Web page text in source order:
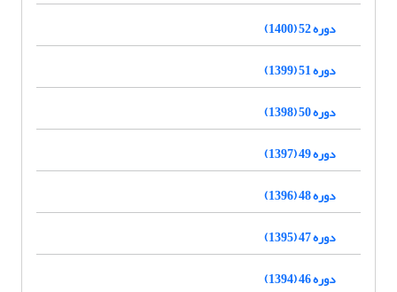
دوره 52 (1400)
دوره 51 (1399)
دوره 50 (1398)
دوره 49 (1397)
دوره 48 (1396)
دوره 47 (1395)
دوره 46 (1394)